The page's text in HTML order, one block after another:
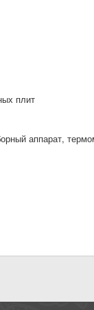
плит
аппарат,